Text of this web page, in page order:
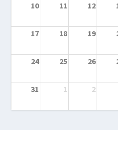
10 11 12
17 18 19
24 25 26
31 1 2